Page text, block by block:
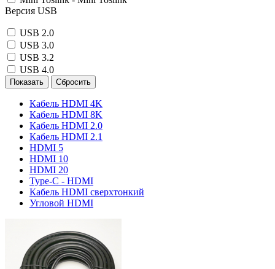
Версия USB
USB 2.0
USB 3.0
USB 3.2
USB 4.0
Показать Сбросить
Кабель HDMI 4K
Кабель HDMI 8K
Кабель HDMI 2.0
Кабель HDMI 2.1
HDMI 5
HDMI 10
HDMI 20
Type-C - HDMI
Кабель HDMI сверхтонкий
Угловой HDMI